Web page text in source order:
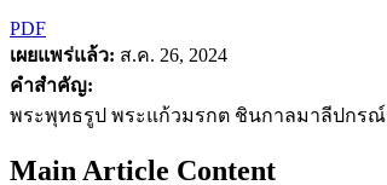
PDF
เผยแพร่แล้ว: ส.ค. 26, 2024
คำสำคัญ:
พระพุทธรูป พระแก้วมรกต ชินกาลมาลีปกรณ์
Main Article Content